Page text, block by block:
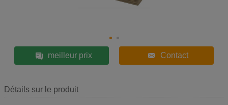
meilleur prix Contact
Détails sur le produit